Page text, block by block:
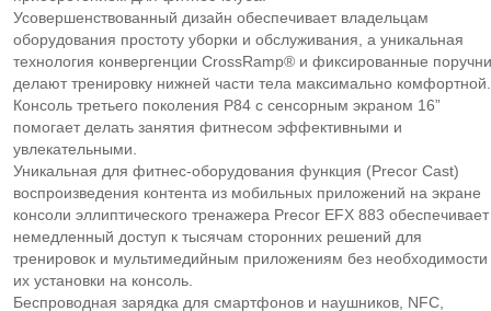
Усовершенствованный дизайн обеспечивает владельцам
оборудования простоту уборки и обслуживания, а уникальная
технология конвергенции CrossRamp® и фиксированные поручни
делают тренировку нижней части тела максимально комфортной.
Консоль третьего поколения P84 с сенсорным экраном 16”
помогает делать занятия фитнесом эффективными и
увлекательными.
Уникальная для фитнес-оборудования функция (Precor Cast)
воспроизведения контента из мобильных приложений на экране
консоли эллиптического тренажера Precor EFX 883 обеспечивает
немедленный доступ к тысячам сторонних решений для
тренировок и мультимедийным приложениям без необходимости
их установки на консоль.
Беспроводная зарядка для смартфонов и наушников, NFC,